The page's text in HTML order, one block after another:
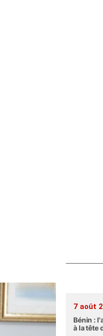
7 août
Bénin :
à la tête